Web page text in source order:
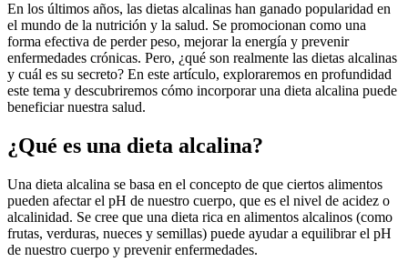
En los últimos años, las dietas alcalinas han ganado popularidad en
el mundo de la nutrición y la salud. Se promocionan como una
forma efectiva de perder peso, mejorar la energía y prevenir
enfermedades crónicas. Pero, ¿qué son realmente las dietas alcalinas
y cuál es su secreto? En este artículo, exploraremos en profundidad
este tema y descubriremos cómo incorporar una dieta alcalina puede
beneficiar nuestra salud.
¿Qué es una dieta alcalina?
Una dieta alcalina se basa en el concepto de que ciertos alimentos
pueden afectar el pH de nuestro cuerpo, que es el nivel de acidez o
alcalinidad. Se cree que una dieta rica en alimentos alcalinos (como
frutas, verduras, nueces y semillas) puede ayudar a equilibrar el pH
de nuestro cuerpo y prevenir enfermedades.